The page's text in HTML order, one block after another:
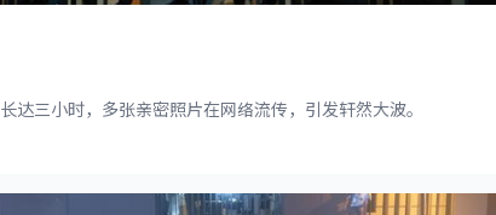
三小时，多张亲密照片在网络流传，引发轩然大波。